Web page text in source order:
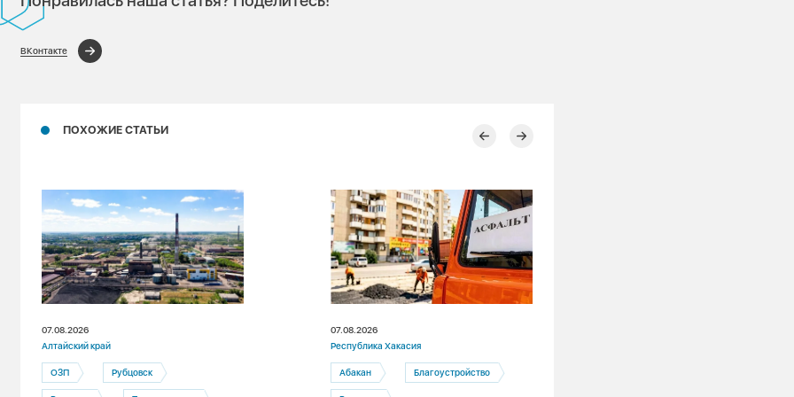
ВКонтакте
ПОХОЖИЕ СТАТЬИ
07.08.2026
Алтайский край
ОЗП Рубцовск
07.08.2026
Республика Хакасия
Абакан Благоустройство